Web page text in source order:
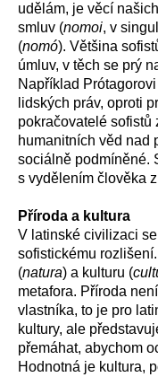
udělám, je věcí
smluv (nomoi, v
(nomó). Většina
úmluv, v těch se prý
Například
lidských práv, oproti
pokračovatelé sofistů
humanitních věd nad
sociálně podmíněné.
s vydělením člověka
Příroda a kultura
V latinské civilizaci
sofistickému
(natura) a kulturu (
metafora. Příroda
vlastníka, to je pro
kultury, ale
přemáhat, abychom
Hodnotná je kultura,